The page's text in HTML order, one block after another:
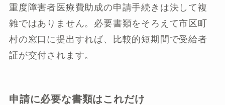
重度障害者医療費助成の申請手続きは決して複
雑ではありません。必要書類をそろえて市区町
村の窓口に提出すれば、比較的短期間で受給者
証が交付されます。
申請に必要な書類はこれだけ